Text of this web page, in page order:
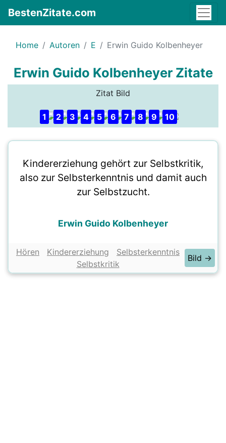
BestenZitate.com
Home Autoren E Erwin Guido Kolbenheyer
Erwin Guido Kolbenheyer Zitate
Zitat Bild
1 2 3 4 5 6 7 8 9 10
Kindererziehung gehört zur Selbstkritik,
also zur Selbsterkenntnis und damit auch
zur Selbstzucht.
Erwin Guido Kolbenheyer
Hören Kindererziehung
Selbsterkenntnis
Selbstkritik
Bild →